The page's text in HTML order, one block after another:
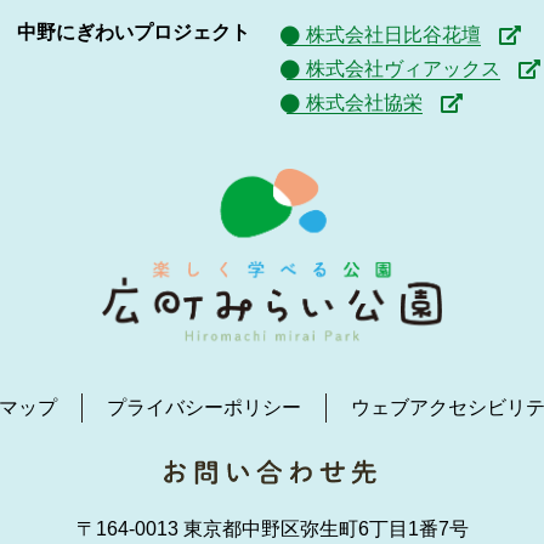
中野にぎわいプロジェクト
株式会社日比谷花壇
株式会社ヴィアックス
株式会社協栄
ップ プライバシーポリシー ウェブアクセシビリ
〒164-0013 東京都中野区弥生町6丁目1番7号